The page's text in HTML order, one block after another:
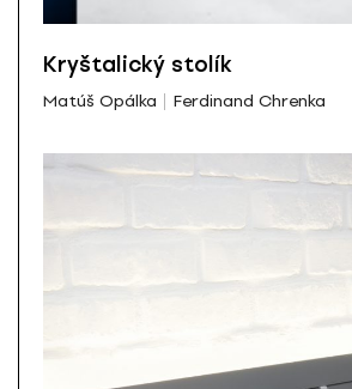
Kryštalický stolík
Matúš Opálka Ferdinand Chrenka